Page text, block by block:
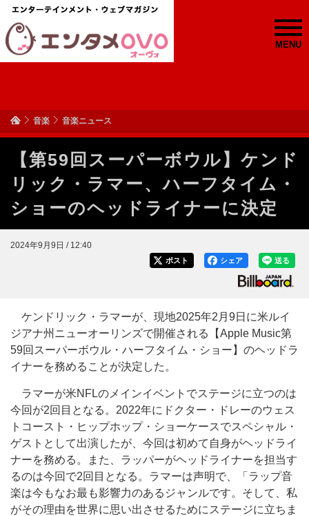
MENU
音楽 音楽ニュース
【第59回スーパーボウル】ケンド
リック・ラマー、ハーフタイム・
ショーのヘッドライナーに決定
2024年9月9日 / 12:40
送る
シェア
ポスト
ケンドリック・ラマーが、現地2025年2月9日に米ルイ
ジアナ州ニューオーリンズで開催される【Apple Music第
59回スーパーボウル・ハーフタイム・ショー】のヘッドラ
イナーを務めることが決定した。
ラマーが米NFLのメインイベントでステージに立つのは
今回が2回目となる。2022年にドクター・ドレーのウェス
トコースト・ヒップホップ・ショーケースでスペシャル・
ゲストとして出演したが、今回は初めて自身がヘッドライ
ナーを務める。また、ラッパーがヘッドライナーを担当す
るのは今回で2回目となる。ラマーは声明で、「ラップ音
楽は今もなお最も影響力のあるジャンルです。そして、私
がその理由を世界に思い出させるためにステージに立ちま